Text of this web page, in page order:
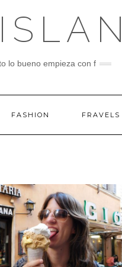
lo bueno empieza con f
FASHION FRAVELS